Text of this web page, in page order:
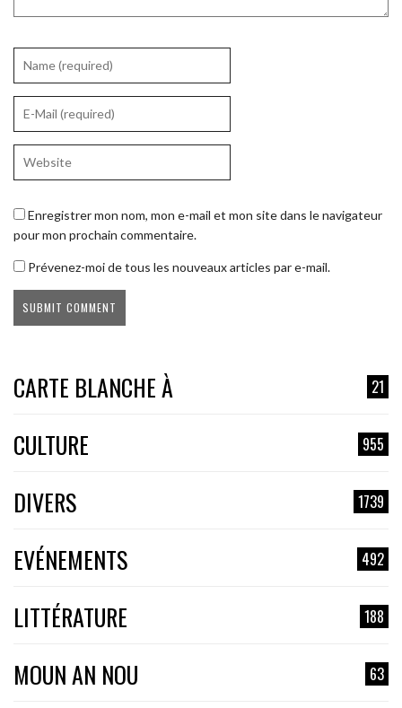
Enregistrer mon nom, mon e-mail et mon site dans le navigateur
pour mon prochain commentaire.
Prévenez-moi de tous les nouveaux articles par e-mail.
CARTE BLANCHE À 21
CULTURE 955
DIVERS 1739
EVÉNEMENTS 492
LITTÉRATURE 188
MOUN AN NOU 63